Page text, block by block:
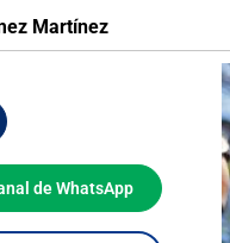
Martínez
de WhatsApp